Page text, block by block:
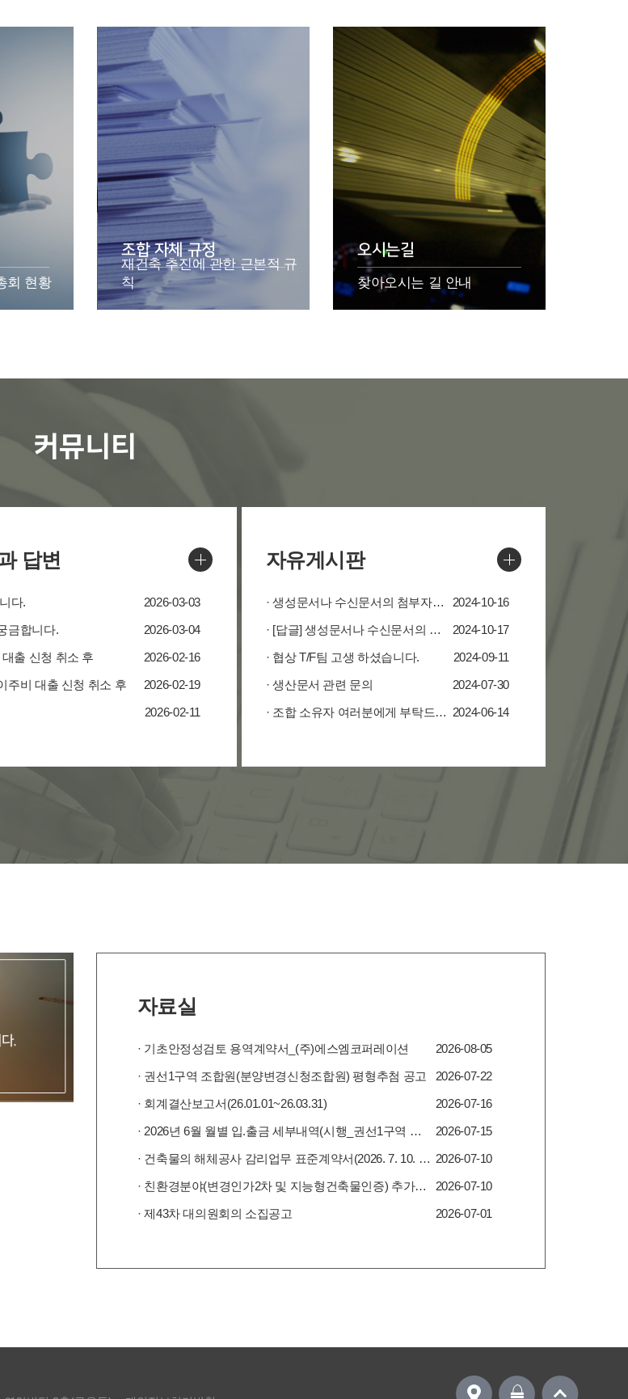
회 현황
조합 자체 규정
재건축 추진에 관한 근본적 규
칙
오시는길
찾아오시는 길 안내
커뮤니티
답변
다.
2026-03-03
금합니다.
2026-03-04
대출 신청 취소 후
2026-02-16
주비 대출 신청 취소 후
2026-02-19
2026-02-11
자유게시판
· 생성문서나 수신문서의 첨부자료도 같이 올려주시길 부탁드립니다.
2024-10-16
· [답글] 생성문서나 수신문서의 첨부자료도 같이 올려주시길 부탁드립니다.
2024-10-17
· 협상 T/F팀 고생 하셨습니다.
2024-09-11
· 생산문서 관련 문의
2024-07-30
· 조합 소유자 여러분에게 부탁드립니다. 2024-06-14
.
자료실
· 기초안정성검토 용역계약서_(주)에스엠코퍼레이션
2026-08-05
· 권선1구역 조합원(분양변경신청조합원) 평형추첨 공고
2026-07-22
· 회계결산보고서(26.01.01~26.03.31)
2026-07-16
· 2026년 6월 월별 입.출금 세부내역(시행_권선1구역 조합 2026-015)
2026-07-15
· 건축물의 해체공사 감리업무 표준계약서(2026. 7. 10. 변경) 2026-07-10
· 친환경분야(변경인가2차 및 지능형건축물인증) 추가용역계약서
2026-07-10
· 제43차 대의원회의 소집공고
2026-07-01